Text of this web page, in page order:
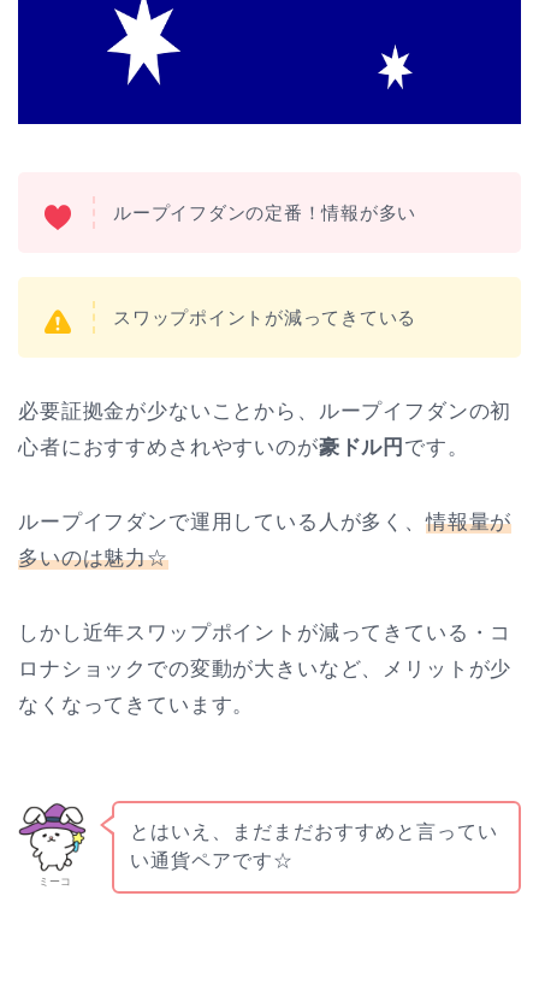
ループイフダンの定番！情報が多い
スワップポイントが減ってきている
必要証拠金が少ないことから、ループイフダンの初
心者におすすめされやすいのが豪ドル円 です。
ループイフダンで運用している人が多く、情報量が
多いのは魅力☆
しかし近年スワップポイントが減ってきている・コ
ロナショックでの変動が大きいなど、メリットが少
なくなってきています。
ミーコ
とはいえ、まだまだおすすめと言ってい
い通貨ペアです☆